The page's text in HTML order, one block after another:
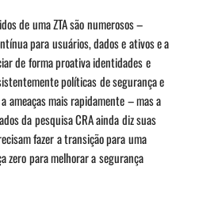
de uma ZTA são numerosos –
para usuários, dados e ativos e a
de forma proativa identidades e
políticas de segurança e
ameaças mais rapidamente – mas a
da pesquisa CRA ainda diz suas
fazer a transição para uma
zero para melhorar a segurança